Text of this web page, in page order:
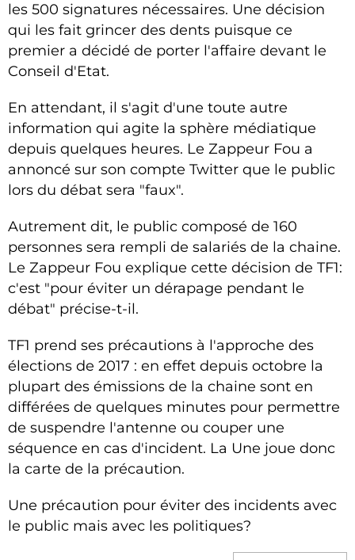
les 500 signatures nécessaires. Une décision
qui les fait grincer des dents puisque ce
premier a décidé de porter l'affaire devant le
Conseil d'Etat.
En attendant, il s'agit d'une toute autre
information qui agite la sphère médiatique
depuis quelques heures. Le Zappeur Fou a
annoncé sur son compte Twitter que le public
lors du débat sera "faux".
Autrement dit, le public composé de 160
personnes sera rempli de salariés de la chaine.
Le Zappeur Fou explique cette décision de TF1:
c'est "pour éviter un dérapage pendant le
débat" précise-t-il.
TF1 prend ses précautions à l'approche des
élections de 2017 : en effet depuis octobre la
plupart des émissions de la chaine sont en
différées de quelques minutes pour permettre
de suspendre l'antenne ou couper une
séquence en cas d'incident. La Une joue donc
la carte de la précaution.
Une précaution pour éviter des incidents avec
le public mais avec les politiques?